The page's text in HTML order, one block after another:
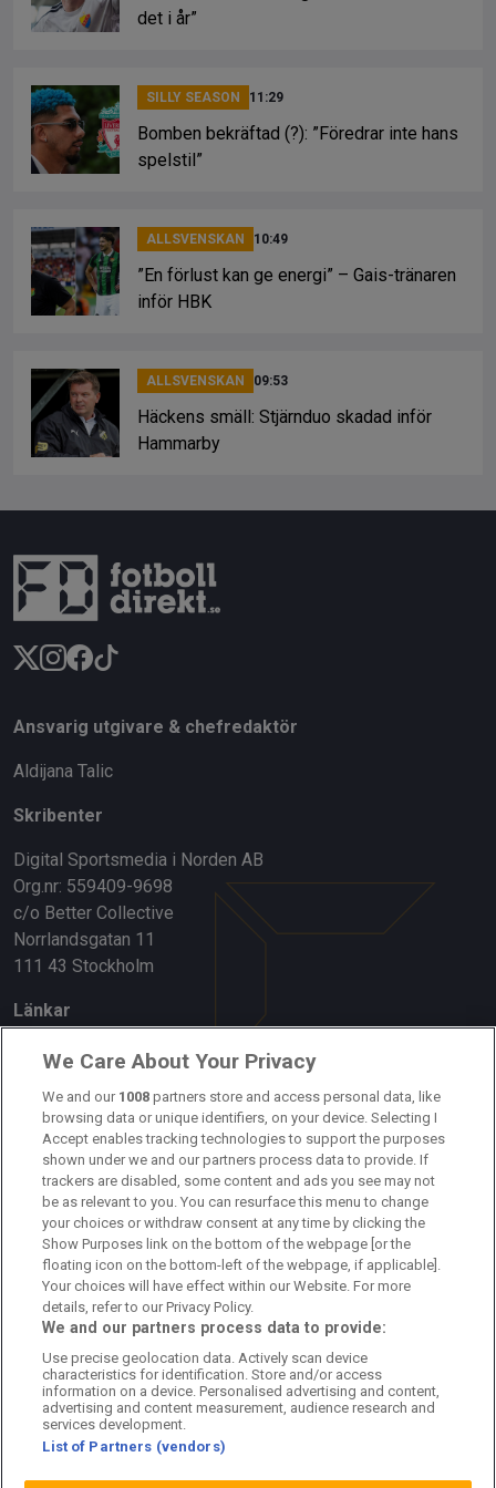
det i år”
SILLY SEASON 11:29
Bomben bekräftad (?): ”Föredrar inte hans
spelstil”
ALLSVENSKAN 10:49
”En förlust kan ge energi” – Gais-tränaren
inför HBK
ALLSVENSKAN 09:53
Häckens smäll: Stjärnduo skadad inför
Hammarby
Ansvarig utgivare & chefredaktör
Aldijana Talic
Skribenter
Digital Sportsmedia i Norden AB
Org.nr: 559409-9698
c/o Better Collective
Norrlandsgatan 11
111 43 Stockholm
Länkar
Om oss
Kontakta oss
Kundtjänst
Sponsor: Rekatochklart
Annonsera på Fotbolldirekt
Redaktionell policy
Personuppgiftspolicy
Cookiepolicy
Arkiv
We Care About Your Privacy
We and our 1008 partners store and access personal data, like
browsing data or unique identifiers, on your device. Selecting I
Accept enables tracking technologies to support the purposes
shown under we and our partners process data to provide. If
trackers are disabled, some content and ads you see may not
be as relevant to you. You can resurface this menu to change
your choices or withdraw consent at any time by clicking the
Show Purposes link on the bottom of the webpage [or the
floating icon on the bottom-left of the webpage, if applicable].
Your choices will have effect within our Website. For more
details, refer to our Privacy Policy.
We and our partners process data to provide:
Use precise geolocation data. Actively scan device
characteristics for identification. Store and/or access
information on a device. Personalised advertising and content,
advertising and content measurement, audience research and
services development.
List of Partners (vendors)